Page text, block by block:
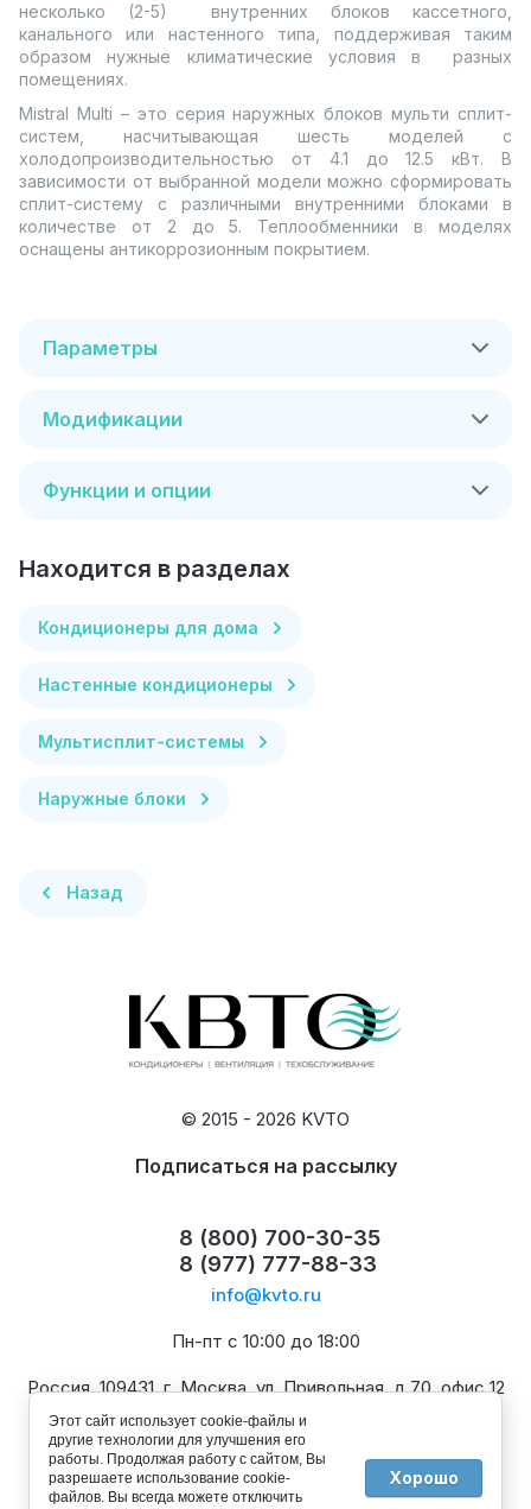
несколько (2-5) внутренних блоков кассетного,
канального или настенного типа, поддерживая таким
образом нужные климатические условия в разных
помещениях.
Mistral Multi – это серия наружных блоков мульти сплит-
систем, насчитывающая шесть моделей с
холодопроизводительностью от 4.1 до 12.5 кВт. В
зависимости от выбранной модели можно сформировать
сплит-систему с различными внутренними блоками в
количестве от 2 до 5. Теплообменники в моделях
оснащены антикоррозионным покрытием.
Параметры
Модификации
Функции и опции
Находится в разделах
Кондиционеры для дома
Настенные кондиционеры
Мультисплит-системы
Наружные блоки
Назад
© 2015 - 2026 KVTO
Подписаться на рассылку
8 (800) 700-30-35
8 (977) 777-88-33
info@kvto.ru
Пн-пт с 10:00 до 18:00
Россия, 109431, г. Москва, ул. Привольная, д.70, офис 12
Этот сайт использует cookie-файлы и
другие технологии для улучшения его
работы. Продолжая работу с сайтом, Вы
разрешаете использование cookie-
файлов. Вы всегда можете отключить
Хорошо